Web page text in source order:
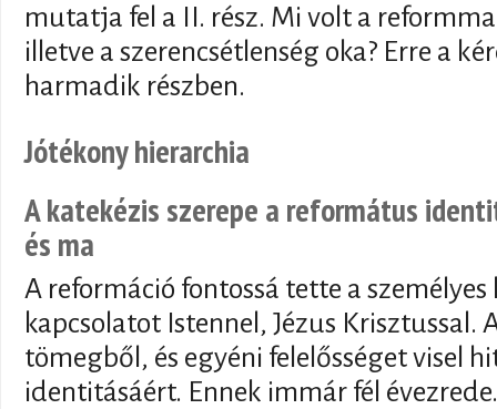
mutatja fel a II. rész. Mi volt a
illetve a szerencsétlenség oka? Erre a
harmadik részben.
Jótékony hierarchia
A katekézis szerepe a református
és ma
A reformáció fontossá tette a személyes
kapcsolatot Istennel, Jézus Krisztussal.
tömegből, és egyéni felelősséget visel
identitásáért. Ennek immár fél